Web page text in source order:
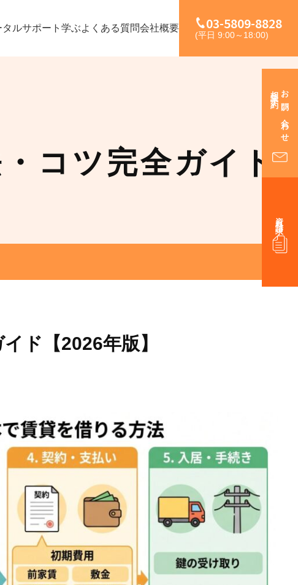
タルサポート 学ぶよくある質問会社概要 03-5809-8828
(平日 9:00～18:00)
お問い合わせ
相談予約
資料請求
コツ完全ガイド
ド【2026年版】